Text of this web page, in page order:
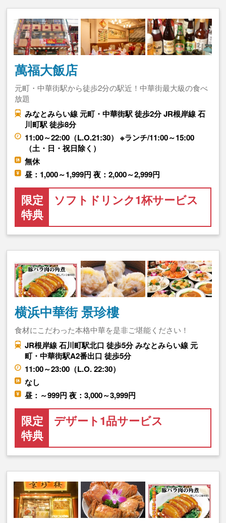
萬福大飯店
元町・中華街駅から徒歩2分の駅近！中華街最大級の食べ
放題
みなとみらい線 元町・中華街駅 徒歩2分 JR根岸線 石
川町駅 徒歩8分
11:00～22:00（L.O.21:30） ※ランチ/11:00～15:00
（土・日・祝日除く）
無休
昼：1,000～1,999円 夜：2,000～2,999円
限定
特典
ソフトドリンク1杯サービス
横浜中華街 景珍樓
食材にこだわった本格中華を是非ご堪能ください！
JR根岸線 石川町駅北口 徒歩5分 みなとみらい線 元
町・中華街駅A2番出口 徒歩5分
11:00～23:00（L.O. 22:30）
なし
昼：～999円 夜：3,000～3,999円
限定
特典
デザート1品サービス